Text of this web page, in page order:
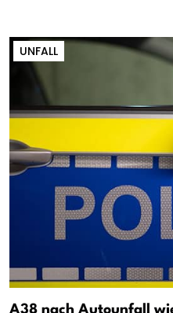
UNFALL
A38 nach Autounfall